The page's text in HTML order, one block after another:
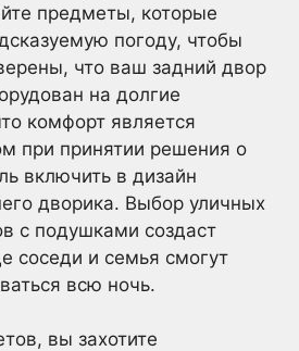
предметы, которые
погоду, чтобы
что ваш задний двор
на долгие
комфорт является
при принятии решения о
включить в дизайн
дворика. Выбор уличных
с подушками создаст
соседи и семья смогут
всю ночь.
вы захотите